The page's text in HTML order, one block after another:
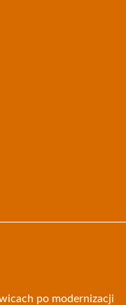
po modernizacji